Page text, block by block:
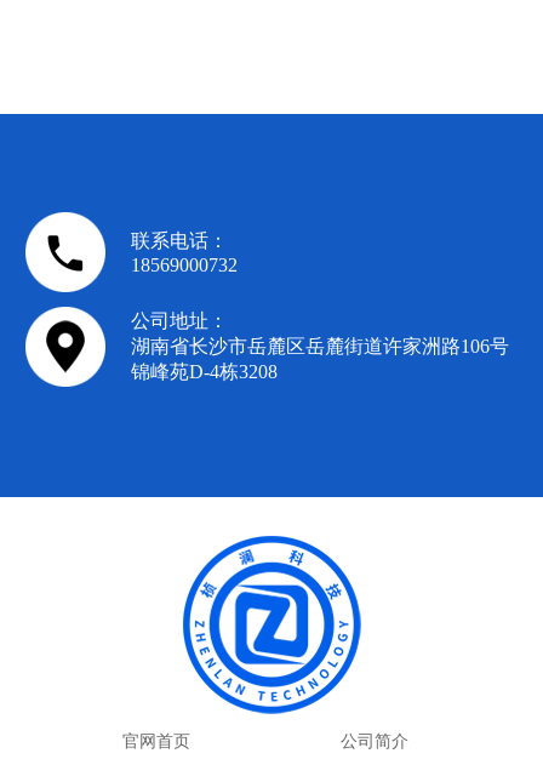
联系电话：
18569000732
公司地址：
湖南省长沙市岳麓区岳麓街道许家洲路106号
锦峰苑D-4栋3208
官网首页 公司简介